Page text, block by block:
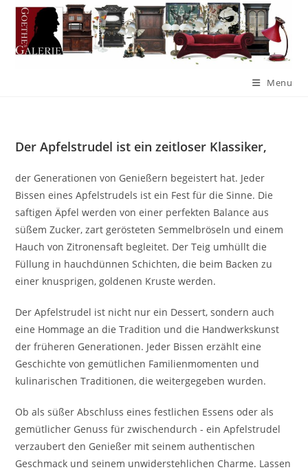
Menu
Der Apfelstrudel ist ein zeitloser Klassiker,
der Generationen von Genießern begeistert hat. Jeder
Bissen eines Apfelstrudels ist ein Fest für die Sinne. Die
saftigen Äpfel werden von einer perfekten Balance aus
süßem Zucker, zart gerösteten Semmelbröseln und einem
Hauch von Zitronensaft begleitet. Der Teig umhüllt die
Füllung in hauchdünnen Schichten, die beim Backen zu
einer knusprigen, goldenen Kruste werden.
Der Apfelstrudel ist nicht nur ein Dessert, sondern auch
eine Hommage an die Tradition und die Handwerkskunst
der früheren Generationen. Jeder Bissen erzählt eine
Geschichte von gemütlichen Familienmomenten und
kulinarischen Traditionen, die weitergegeben wurden.
Ob als süßer Abschluss eines festlichen Essens oder als
gemütlicher Genuss für zwischendurch - ein Apfelstrudel
verzaubert den Genießer mit seinem authentischen
Geschmack und seinem unwiderstehlichen Charme. Lassen